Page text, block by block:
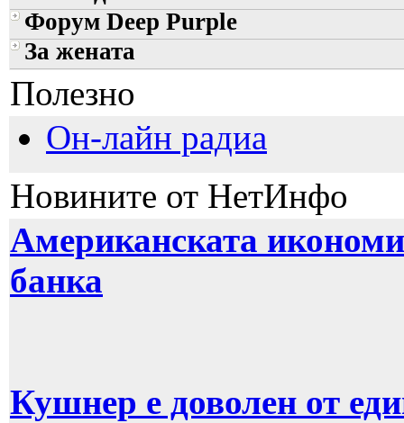
Форум Deep Purple
За жената
Полезно
Он-лайн радиа
Новините от НетИнфо
Американската
банка
Кушнер е доволен от